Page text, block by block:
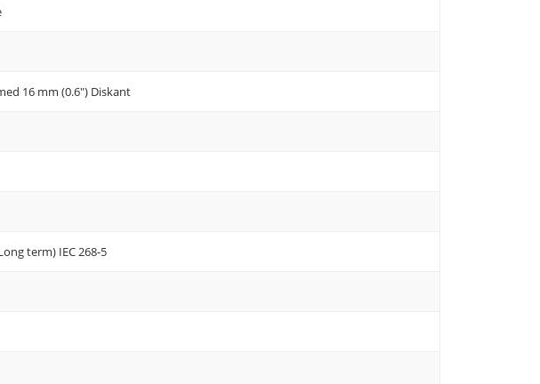
16 mm (0.6") Diskant
term) IEC 268-5